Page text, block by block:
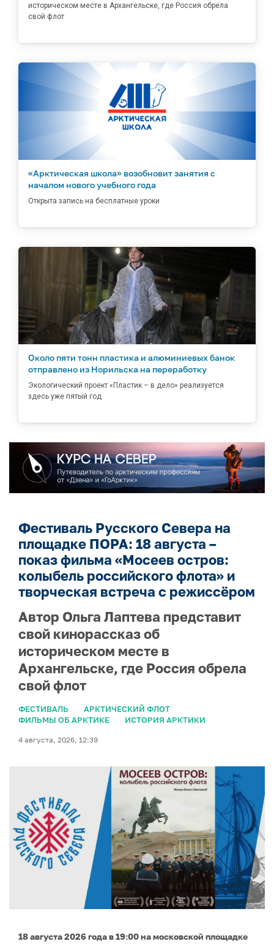
историческом месте в Архангельске, где Россия обрела
свой флот
«Арктическая школа» возобновит занятия с
началом нового учебного года
Открыта запись на бесплатные уроки
Около пяти тонн пластика и алюминиевых банок
отправлено из Норильска на переработку
Экологический проект «Пластик – в дело» реализуется
здесь уже пятый год
Фестиваль Русского Севера на
площадке ПОРА: 18 августа –
показ фильма «Мосеев остров:
колыбель российского флота» и
творческая встреча с режиссёром
Автор Ольга Лаптева представит
свой кинорассказ об
историческом месте в
Архангельске, где Россия обрела
свой флот
ФЕСТИВАЛЬ
АРКТИЧЕСКИЙ ФЛОТ
ФИЛЬМЫ ОБ АРКТИКЕ
ИСТОРИЯ АРКТИКИ
4 августа, 2026, 12:39
18 августа 2026 года в 19:00 на московской площадке